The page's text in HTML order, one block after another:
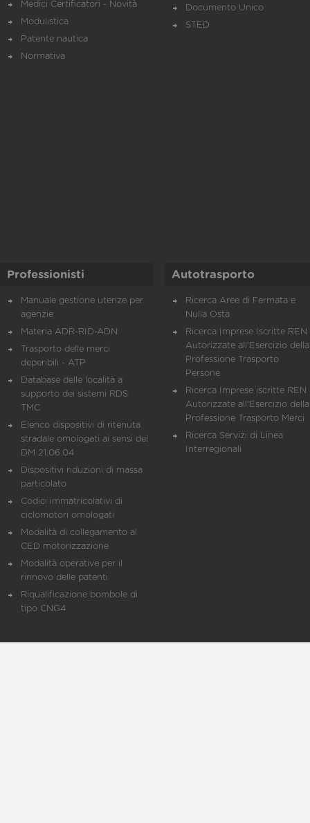
Medici Certificatori - Novità
Modulistica
Patente nautica
Normativa
Documento Unico
STED
Professionisti
Manuale gestione utenze per
agenzie
Materia ADR-RID-ADN
Trasporto delle merci
deperibili - ATP
Database delle località a
supporto dei sistemi RDS
TMC
Elenco dispositivi di ritenuta
stradale omologati ai sensi del
DM 21.06.04
Dispositivi riduzioni di massa
particolato
Codici immatricolativi di
ciclomotori omologati
Modalità di collegamento al
CED motorizzazione
Modalità operative per il
rinnovo delle patenti
Riqualificazione bombole di
tipo CNG4
Autotrasporto
Ricerca Aree di Fermata e
Nulla Osta
Ricerca Imprese Iscritte REN
Autorizzate all'Esercizio della
Professione Trasporto
Persone
Ricerca Imprese iscritte REN
Autorizzate all'Esercizio della
Professione Trasporto Merci
Ricerca Servizi di Linea
Interregionali